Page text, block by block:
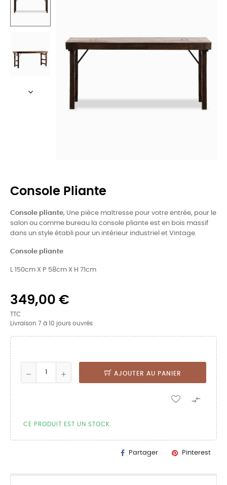
Console Pliante
Console pliante, Une pièce maîtresse pour votre entrée, pour le
salon ou comme bureau la console pliante est en bois massif
dans un style établi pour un intérieur industriel et Vintage.
Console pliante
L 150cm X P 58cm X H 71cm
349,00 €
TTC
Livraison 7 à 10 jours ouvrés
AJOUTER AU PANIER

CE PRODUIT EST UN STOCK.
Partager Pinterest